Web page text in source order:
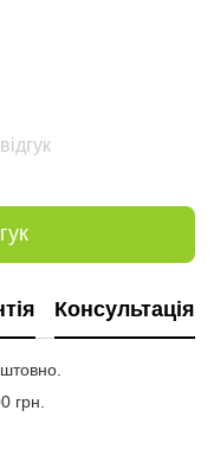
Консультація
грн.